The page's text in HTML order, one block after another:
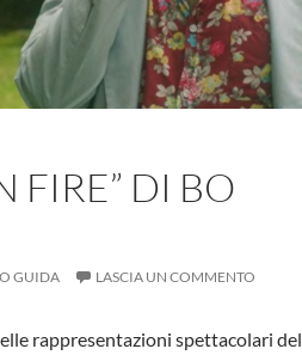
FIRE” DI BO
GUIDA LASCIA UN COMMENTO
rappresentazioni spettacolari del